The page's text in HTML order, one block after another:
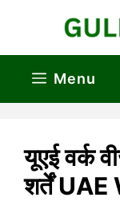
Menu
यूएई वर्क
शर्तें